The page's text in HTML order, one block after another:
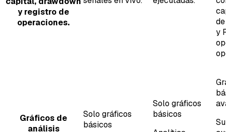
y registro de
operaciones.
y
Gráficos de
análisis
Solo gráficos
básicos
Solo gráficos
básicos